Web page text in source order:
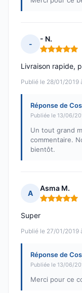
-
- N.
Note : 5 sur
Publié le 28/01/2019
Livraison rapide,
Réponse de
Publiée le 13/06/
Un tout grand
commentaire.
bientôt.
A
Asma M.
Note : 5 sur
Publié le 27/01/2019
Super
Réponse de
Publiée le 13/06/
Merci pour ce